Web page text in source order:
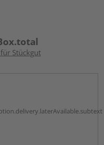
Stückgut